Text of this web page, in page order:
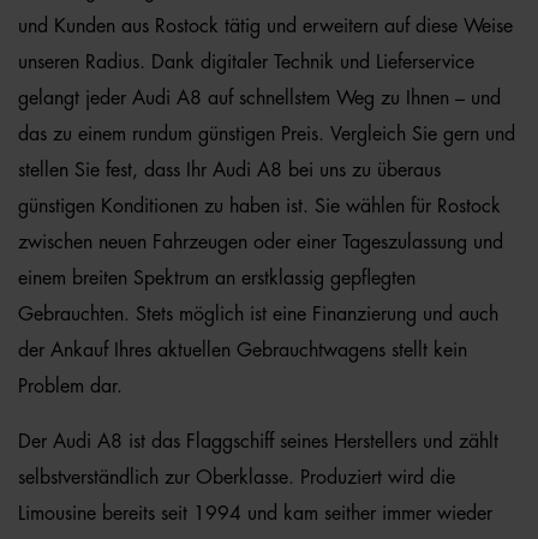
und Kunden aus Rostock tätig und erweitern auf diese Weise
unseren Radius. Dank digitaler Technik und Lieferservice
gelangt jeder Audi A8 auf schnellstem Weg zu Ihnen – und
das zu einem rundum günstigen Preis. Vergleich Sie gern und
stellen Sie fest, dass Ihr Audi A8 bei uns zu überaus
günstigen Konditionen zu haben ist. Sie wählen für Rostock
zwischen neuen Fahrzeugen oder einer Tageszulassung und
einem breiten Spektrum an erstklassig gepflegten
Gebrauchten. Stets möglich ist eine Finanzierung und auch
der Ankauf Ihres aktuellen Gebrauchtwagens stellt kein
Problem dar.
Der Audi A8 ist das Flaggschiff seines Herstellers und zählt
selbstverständlich zur Oberklasse. Produziert wird die
Limousine bereits seit 1994 und kam seither immer wieder